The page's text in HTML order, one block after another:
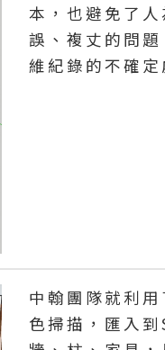
本，也避免了
誤、複丈的問
維紀錄的不確定
中翰團隊就利
色掃描，匯入